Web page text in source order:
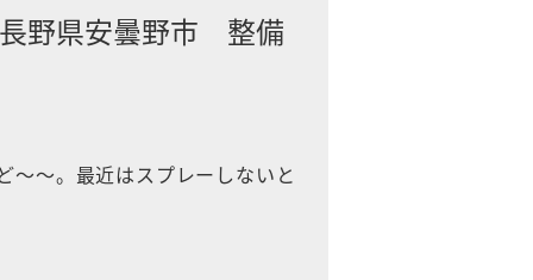
野県安曇野市 整備
〜〜。最近はスプレーしないと